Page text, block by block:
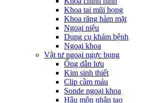
Khoa tai mũi họng
Khoa răng hàm mặt
Ngoại niệu
Dụng cụ khám bệnh
Ngoại khoa
Vật tư ngoại ngực bụng
Ống dẫn lưu
Kim sinh thiết
Clip cầm máu
Sonde ngoại khoa
Hậu môn nhân tạo